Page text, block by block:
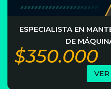
ESPECIALISTA EN
DE
$350.000